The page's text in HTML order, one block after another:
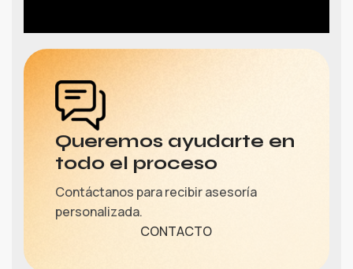
Queremos ayudarte en
todo el proceso
Contáctanos para recibir asesoría
personalizada.
CONTACTO